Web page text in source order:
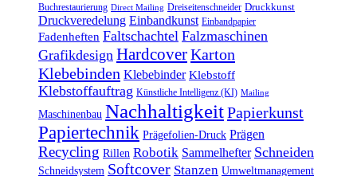
Buchrestaurierung Direct Mailing Dreiseitenschneider Druckkunst
Druckveredelung Einbandkunst Einbandpapier
Fadenheften Faltschachtel Falzmaschinen
Grafikdesign HardcoverKarton
Klebebinden Klebebinder Klebstoff
Klebstoffauftrag Künstliche Intelligenz (KI) Mailing
Maschinenbau NachhaltigkeitPapierkunst
Papiertechnik Prägefolien-Druck Prägen
Recycling Rillen Robotik Sammelhefter Schneiden
Schneidsystem Softcover Stanzen Umweltmanagement